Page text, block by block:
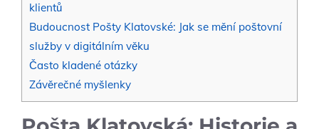
klientů
Budoucnost Pošty Klatovské: Jak se mění poštovní
služby v digitálním věku
Často kladené otázky
Závěrečné myšlenky